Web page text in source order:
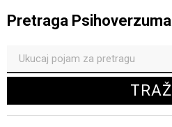
Pretraga Psihoverzuma